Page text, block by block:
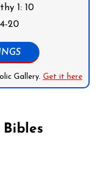
1: 10
20
Gallery. Get it here
Bibles